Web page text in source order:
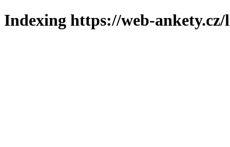
Indexing https://web-